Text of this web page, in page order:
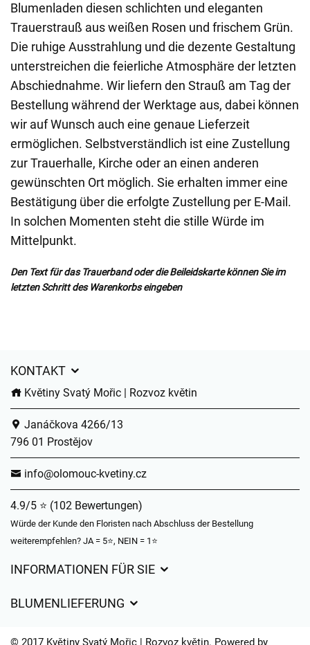
Blumenladen diesen schlichten und eleganten
Trauerstrauß aus weißen Rosen und frischem Grün.
Die ruhige Ausstrahlung und die dezente Gestaltung
unterstreichen die feierliche Atmosphäre der letzten
Abschiednahme. Wir liefern den Strauß am Tag der
Bestellung während der Werktage aus, dabei können
wir auf Wunsch auch eine genaue Lieferzeit
ermöglichen. Selbstverständlich ist eine Zustellung
zur Trauerhalle, Kirche oder an einen anderen
gewünschten Ort möglich. Sie erhalten immer eine
Bestätigung über die erfolgte Zustellung per E-Mail.
In solchen Momenten steht die stille Würde im
Mittelpunkt.
Den Text für das Trauerband oder die Beileidskarte können Sie im
letzten Schritt des Warenkorbs eingeben
KONTAKT
Květiny Svatý Mořic | Rozvoz květin
Janáčkova 4266/13
796 01 Prostějov
info@olomouc-kvetiny.cz
4.9/5 ⭐ (102 Bewertungen)
Würde der Kunde den Floristen nach Abschluss der Bestellung
weiterempfehlen? JA = 5⭐, NEIN = 1⭐
INFORMATIONEN FÜR SIE
Lieferzeiten für Blumen – Übersicht der Möglichkeiten
BLUMENLIEFERUNG
© 2017 Květiny Svatý Mořic | Rozvoz květin. Powered by